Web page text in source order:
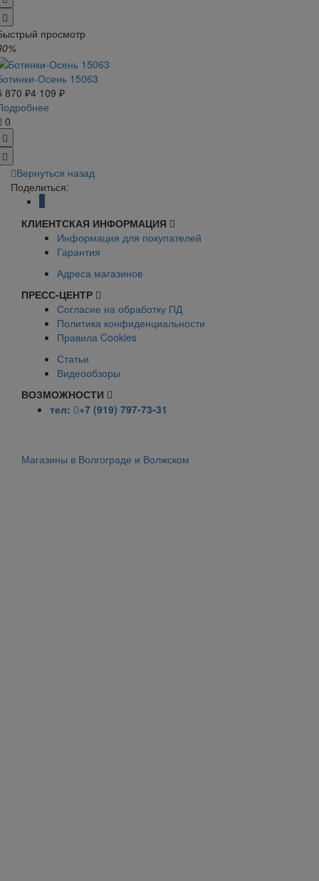
просмотр
Осень 15063
870 ₽4 109 ₽
0
Вернуться назад
Поделиться:
КЛИЕНТСКАЯ ИНФОРМАЦИЯ
Информация для покупателей
Гарантия
Адреса магазинов
ПРЕСС-ЦЕНТР
Согласие на обработку ПД
Политика конфиденциальности
Правила Cookies
Статьи
Видеообзоры
ВОЗМОЖНОСТИ
тел:
+7 (919) 797-73-31
Магазины в Волгограде и Волжском